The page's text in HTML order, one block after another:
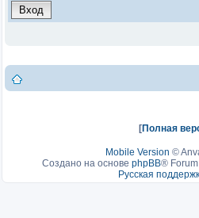
[Полная
Mobile Version ©
Создано на основе phpBB®
Русская